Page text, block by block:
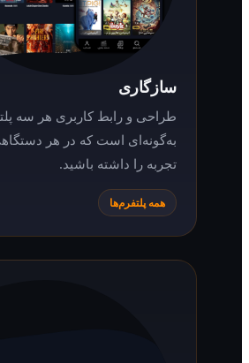
طراحی و رابط کاربری هر سه پلتفرم سناریو
به‌گونه‌ای است که در هر دستگاهی بهترین
تجربه را داشته باشید.
همه پلتفرم‌ها